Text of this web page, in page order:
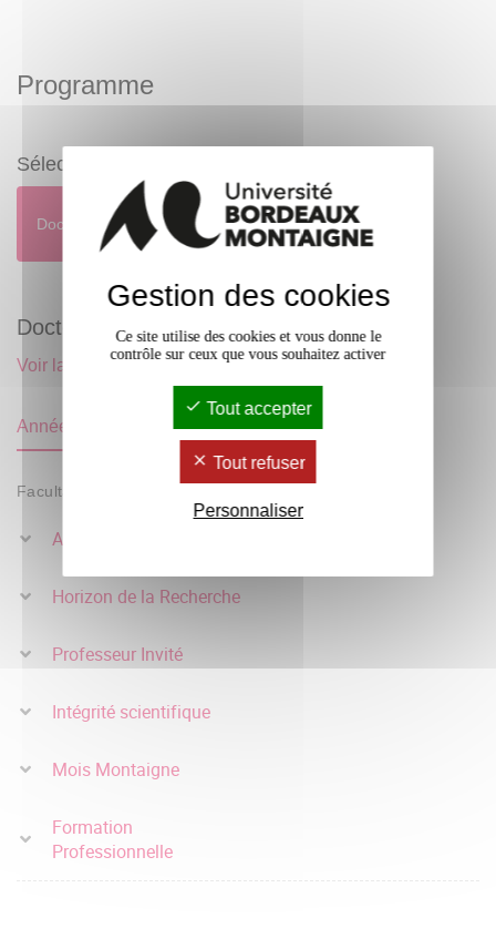
Programme
Sélectionnez un programme
Doctorat Arts (Histoire, Théorie, Pratique)
Parcours
Doctorat Arts (Histoire, Théorie, Pratique)
Voir la page complète de ce parcours
Année
Facultatif
A la croisée des savoirs
Horizon de la Recherche
Professeur Invité
Intégrité scientifique
Mois Montaigne
Formation
Professionnelle
Gestion des cookies
Ce site utilise des cookies et vous donne le
contrôle sur ceux que vous souhaitez activer
Tout accepter
Tout refuser
Personnaliser